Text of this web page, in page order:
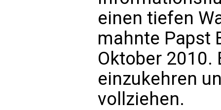
einen tiefen
mahnte Papst
Oktober 2010.
einzukehren
vollziehen.